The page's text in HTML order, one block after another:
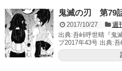
鬼滅の刃 第79
2017/10/27 週
出典:吾峠呼世晴『鬼
プ2017年43号 出典: